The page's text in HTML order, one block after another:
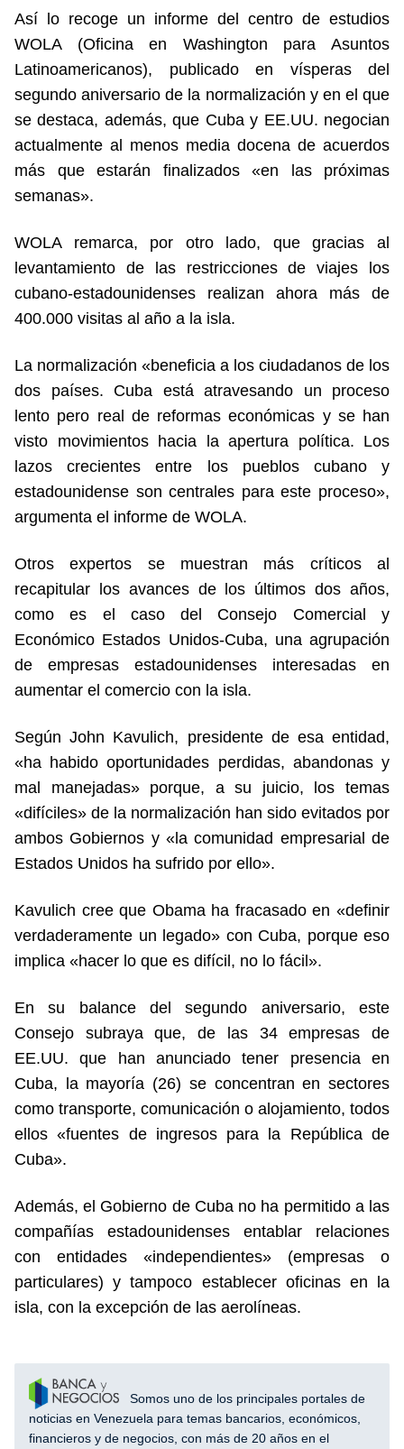
Así lo recoge un informe del centro de estudios
WOLA (Oficina en Washington para Asuntos
Latinoamericanos), publicado en vísperas del
segundo aniversario de la normalización y en el que
se destaca, además, que Cuba y EE.UU. negocian
actualmente al menos media docena de acuerdos
más que estarán finalizados «en las próximas
semanas».
WOLA remarca, por otro lado, que gracias al
levantamiento de las restricciones de viajes los
cubano-estadounidenses realizan ahora más de
400.000 visitas al año a la isla.
La normalización «beneficia a los ciudadanos de los
dos países. Cuba está atravesando un proceso
lento pero real de reformas económicas y se han
visto movimientos hacia la apertura política. Los
lazos crecientes entre los pueblos cubano y
estadounidense son centrales para este proceso»,
argumenta el informe de WOLA.
Otros expertos se muestran más críticos al
recapitular los avances de los últimos dos años,
como es el caso del Consejo Comercial y
Económico Estados Unidos-Cuba, una agrupación
de empresas estadounidenses interesadas en
aumentar el comercio con la isla.
Según John Kavulich, presidente de esa entidad,
«ha habido oportunidades perdidas, abandonas y
mal manejadas» porque, a su juicio, los temas
«difíciles» de la normalización han sido evitados por
ambos Gobiernos y «la comunidad empresarial de
Estados Unidos ha sufrido por ello».
Kavulich cree que Obama ha fracasado en «definir
verdaderamente un legado» con Cuba, porque eso
implica «hacer lo que es difícil, no lo fácil».
En su balance del segundo aniversario, este
Consejo subraya que, de las 34 empresas de
EE.UU. que han anunciado tener presencia en
Cuba, la mayoría (26) se concentran en sectores
como transporte, comunicación o alojamiento, todos
ellos «fuentes de ingresos para la República de
Cuba».
Además, el Gobierno de Cuba no ha permitido a las
compañías estadounidenses entablar relaciones
con entidades «independientes» (empresas o
particulares) y tampoco establecer oficinas en la
isla, con la excepción de las aerolíneas.
Somos uno de los principales portales de
noticias en Venezuela para temas bancarios, económicos,
financieros y de negocios, con más de 20 años en el